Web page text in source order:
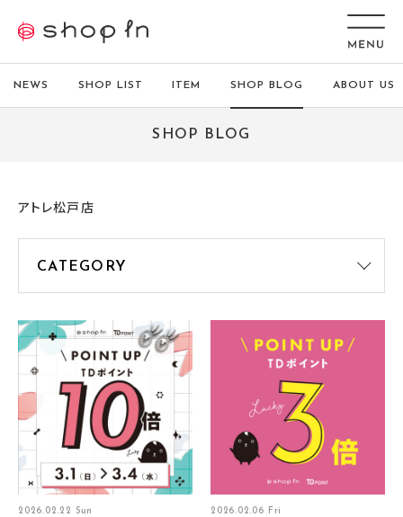
NEWS SHOP LIST ITEM SHOP BLOG ABOUT US
SHOP BLOG
アトレ松戸店
2026.02.22 Sun 2026.02.06 Fri